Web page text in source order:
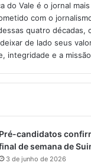
do Vale é o jornal
com o
quatro décadas,
de lado seus
integridade e a
Pré-candidatos
de semana de
3 de junho de 2026